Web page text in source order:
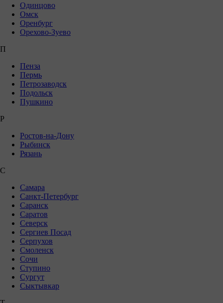
Одинцово
Омск
Оренбург
Орехово-Зуево
П
Пенза
Пермь
Петрозаводск
Подольск
Пушкино
Р
Ростов-на-Дону
Рыбинск
Рязань
С
Самара
Санкт-Петербург
Саранск
Саратов
Северск
Сергиев Посад
Серпухов
Смоленск
Сочи
Ступино
Сургут
Сыктывкар